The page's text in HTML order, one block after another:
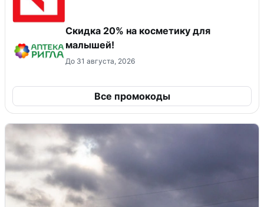
Скидка 20% на косметику для
малышей!
До 31 августа, 2026
Все промокоды